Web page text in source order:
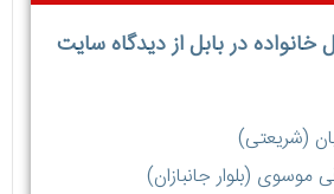
در بابل از دیدگاه سایت
(شریعتی)
موسوی (بلوار جانبازان)